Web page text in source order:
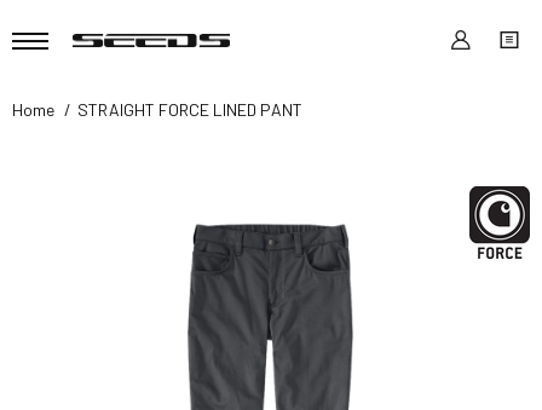
Home STRAIGHT FORCE LINED PANT